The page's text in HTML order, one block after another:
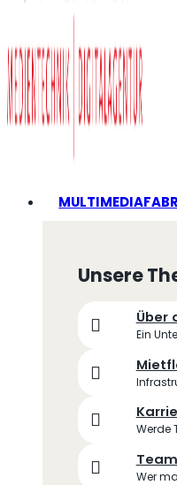
Unsere
Über
Ein
Werde
Team
Wer